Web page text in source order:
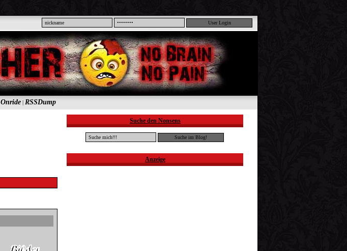
Onride| RSSDump
Suche den Nonsens
Anzeige